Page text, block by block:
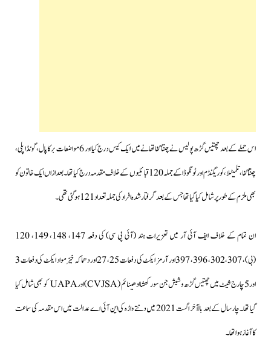
اس حملے کے بعد چھتیس گڑھ پولیس نے چنتا گفا تھانے میں ایک کیس درج کیا اور 6 مواضعات برکاپال، گونڈاپلی،
چنتا گفا، تلمیٹلا، کوریگنڈم اور ٹونگوڈا کے جملہ 120 قبائلیوں کے خلاف مقدمہ درج کیا تھا۔بعدازاں ایک خاتون کو
بھی ملزم کے طور پر شامل کیا گیا تھا جس کے بعد گرفتار شدہ افراد کی جملہ تعداد 121 ہوگئی تھی۔
ان تمام کے خلاف ایف آئی آر میں تعزیرات ہند (آئی پی سی) کی دفعہ 147، 148، 149، 120
(بی)، 307، 302، 396، 397 اور آرمز ایکٹ کی دفعات 25، 27 اور دھماکہ خیز مواد ایکٹ کی دفعات 3
اور 5 چارج شیٹ میں چھتیس گڑھ وشیش جن سورکھشا ادھینائم (CVJSA) اور UAPA کو بھی شامل کیا
گیا تھا۔چارسال کےبعد بالآخر اگست 2021 میں دنتے واڑہ کی این آئی اے عدالت میں اس مقدمہ کی سماعت
کاآغاز ہوا تھا۔